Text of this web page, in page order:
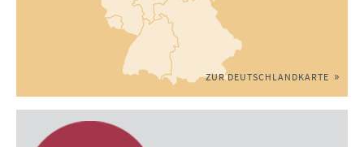
ZUR DEUTSCHLANDKARTE